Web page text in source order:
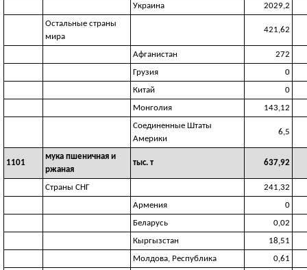
Украина
2029,2
Остальные страны
мира
421,62
Афганистан
272
Грузия
0
Китай
0
Монголия
143,12
Соединенные Штаты
Америки
6,5
1101
мука пшеничная и
ржаная
тыс. т 637,92
Страны СНГ
241,32
Армения
0
Беларусь
0,02
Кыргызстан
18,51
Молдова, Республика
0,61